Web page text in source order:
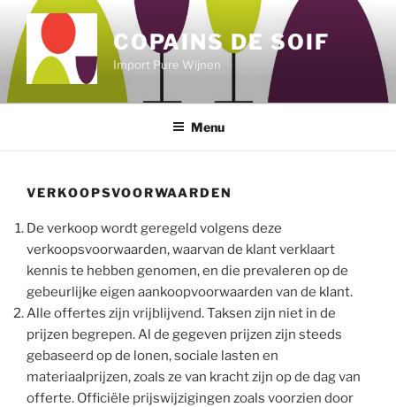
content
COPAINS DE SOIF
Import Pure Wijnen
Menu
VERKOOPSVOORWAARDEN
De verkoop wordt geregeld volgens deze
verkoopsvoorwaarden, waarvan de klant verklaart
kennis te hebben genomen, en die prevaleren op de
gebeurlijke eigen aankoopvoorwaarden van de klant.
Alle offertes zijn vrijblijvend. Taksen zijn niet in de
prijzen begrepen. Al de gegeven prijzen zijn steeds
gebaseerd op de lonen, sociale lasten en
materiaalprijzen, zoals ze van kracht zijn op de dag van
offerte. Officiële prijswijzigingen zoals voorzien door